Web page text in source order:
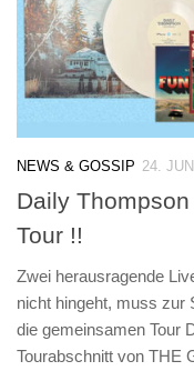
NEWS & GOSSIP 24.
Daily
Tour !!
Zwei herausragende
nicht hingeht, muss zur
die gemeinsamen Tour
Tourabschnitt von THE